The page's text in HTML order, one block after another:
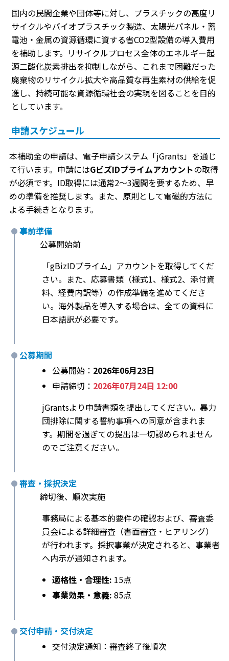
国内の民間企業や団体等に対し、プラスチックの高度リ
サイクルやバイオプラスチック製造、太陽光パネル・蓄
電池・金属の資源循環に資する省CO2型設備の導入費用
を補助します。リサイクルプロセス全体のエネルギー起
源二酸化炭素排出を抑制しながら、これまで困難だった
廃棄物のリサイクル拡大や高品質な再生素材の供給を促
進し、持続可能な資源循環社会の実現を図ることを目的
としています。
申請スケジュール
本補助金の申請は、電子申請システム「jGrants」を通じ
て行います。申請にはGビズIDプライムアカウントの取得
が必須です。ID取得には通常2〜3週間を要するため、早
めの準備を推奨します。また、原則として電磁的方法に
よる手続きとなります。
事前準備
公募開始前
「gBizIDプライム」アカウントを取得してくだ
さい。また、応募書類（様式1、様式2、添付資
料、経費内訳等）の作成準備を進めてくださ
い。海外製品を導入する場合は、全ての資料に
日本語訳が必要です。
公募期間
公募開始： 2026年06月23日
申請締切： 2026年07月24日 12:00
jGrantsより申請書類を提出してください。暴力
団排除に関する誓約事項への同意が含まれま
す。期間を過ぎての提出は一切認められません
のでご注意ください。
審査・採択決定
締切後、順次実施
事務局による基本的要件の確認および、審査委
員会による詳細審査（書面審査・ヒアリング）
が行われます。採択事業が決定されると、事業者
へ内示が通知されます。
適格性・合理性: 15点
事業効果・意義: 85点
交付申請・交付決定
交付決定通知：審査終了後順次